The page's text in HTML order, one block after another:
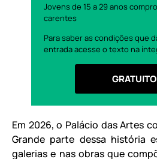
Jovens de 15 a 29 anos
carentes
Para saber as condições que
entrada acesse o texto na
GRATUITO
Em 2026, o Palácio das Artes
Grande parte dessa história
galerias e nas obras que